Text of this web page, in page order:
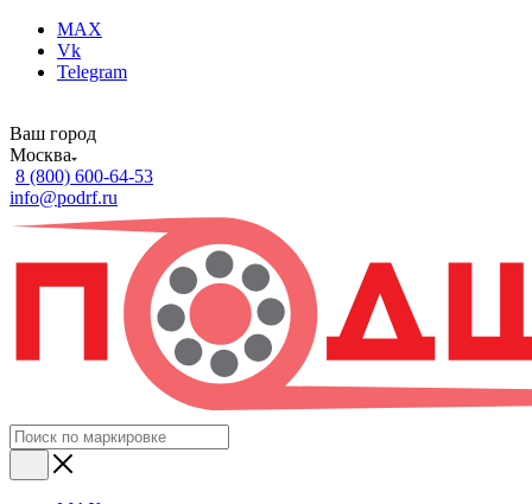
MAX
Vk
Telegram
Ваш город
Москва
8 (800) 600-64-53
info@podrf.ru